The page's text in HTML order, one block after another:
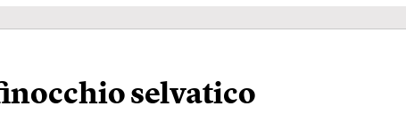
selvatico